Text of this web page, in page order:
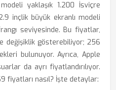
yaklaşık 1.200 İsviçre
inçlik büyük ekranlı modeli
seviyesinde. Bu fiyatlar,
değişiklik gösterebiliyor; 256
bulunuyor. Ayrıca, Apple
da ayrı fiyatlandırılıyor.
fiyatları nasıl? İşte detaylar: